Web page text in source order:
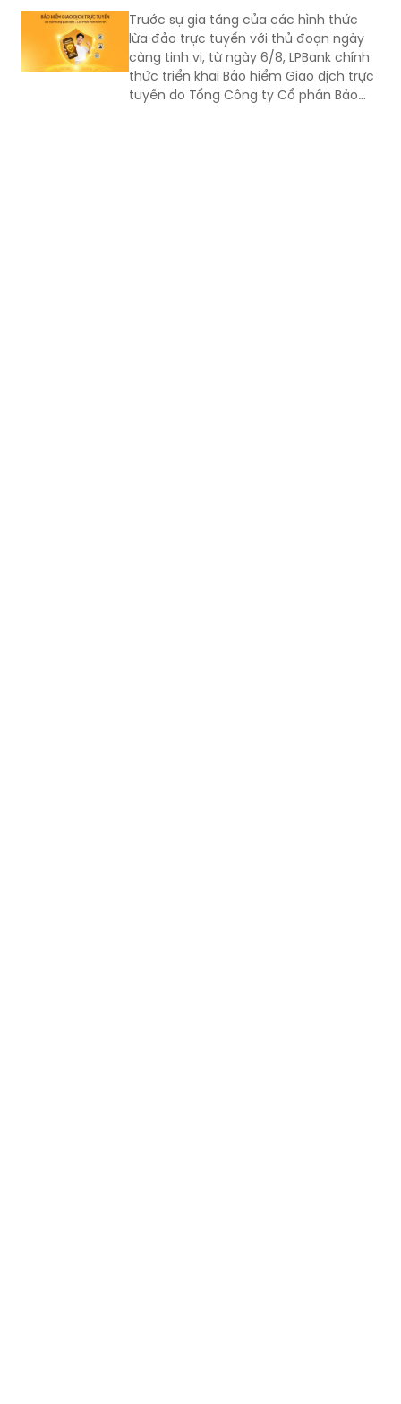
càng tinh vi, từ ngày 6/8, LPBank chính
thức triển khai Bảo hiểm Giao dịch trực
tuyến do Tổng Công ty Cổ phần Bảo
hiểm LPBank (LPBI) cung cấp.